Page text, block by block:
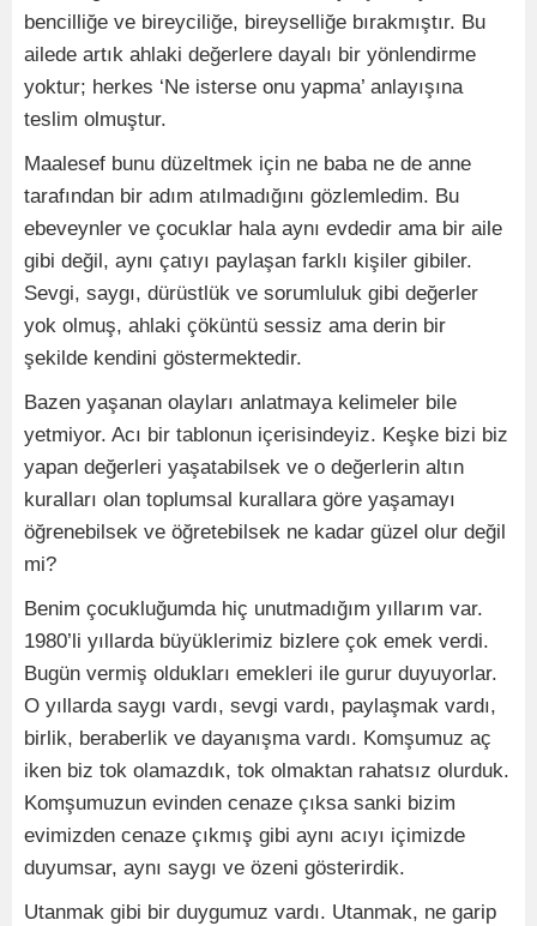
bencilliğe ve bireyciliğe, bireyselliğe bırakmıştır. Bu
ailede artık ahlaki değerlere dayalı bir yönlendirme
yoktur; herkes ‘Ne isterse onu yapma’ anlayışına
teslim olmuştur.
Maalesef bunu düzeltmek için ne baba ne de anne
tarafından bir adım atılmadığını gözlemledim. Bu
ebeveynler ve çocuklar hala aynı evdedir ama bir aile
gibi değil, aynı çatıyı paylaşan farklı kişiler gibiler.
Sevgi, saygı, dürüstlük ve sorumluluk gibi değerler
yok olmuş, ahlaki çöküntü sessiz ama derin bir
şekilde kendini göstermektedir.
Bazen yaşanan olayları anlatmaya kelimeler bile
yetmiyor. Acı bir tablonun içerisindeyiz. Keşke bizi biz
yapan değerleri yaşatabilsek ve o değerlerin altın
kuralları olan toplumsal kurallara göre yaşamayı
öğrenebilsek ve öğretebilsek ne kadar güzel olur değil
mi?
Benim çocukluğumda hiç unutmadığım yıllarım var.
1980’li yıllarda büyüklerimiz bizlere çok emek verdi.
Bugün vermiş oldukları emekleri ile gurur duyuyorlar.
O yıllarda saygı vardı, sevgi vardı, paylaşmak vardı,
birlik, beraberlik ve dayanışma vardı. Komşumuz aç
iken biz tok olamazdık, tok olmaktan rahatsız olurduk.
Komşumuzun evinden cenaze çıksa sanki bizim
evimizden cenaze çıkmış gibi aynı acıyı içimizde
duyumsar, aynı saygı ve özeni gösterirdik.
Utanmak gibi bir duygumuz vardı. Utanmak, ne garip